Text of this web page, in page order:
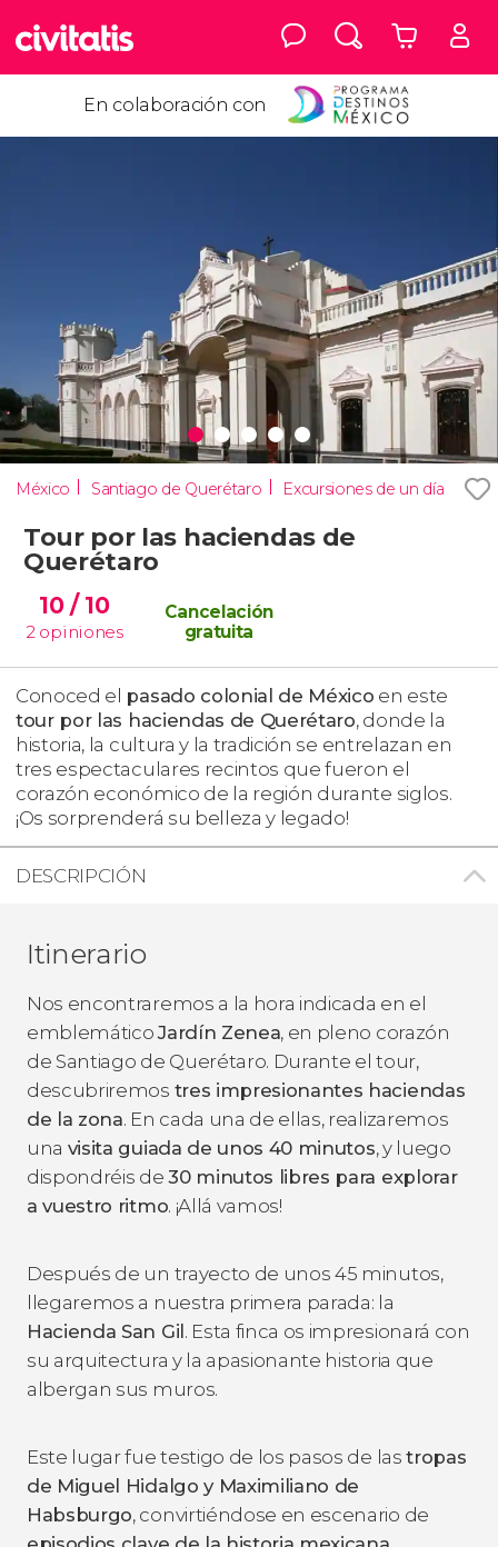
En colaboración con
México Santiago de Querétaro Excursiones de un día
Tour por las haciendas de
Querétaro
10 / 10
2 opiniones
Cancelación
gratuita
Conoced el pasado colonial de México en este
tour por las haciendas de Querétaro, donde la
historia, la cultura y la tradición se entrelazan en
tres espectaculares recintos que fueron el
corazón económico de la región durante siglos.
¡Os sorprenderá su belleza y legado!
DESCRIPCIÓN
Itinerario
Nos encontraremos a la hora indicada en el
emblemáticoJardín Zenea, en pleno corazón
de Santiago de Querétaro. Durante el tour,
descubriremos tres impresionantes haciendas
de la zona. En cada una de ellas, realizaremos
una visita guiada de unos 40 minutos, y luego
dispondréis de30 minutos libres para explorar
a vuestro ritmo. ¡Allá vamos!
Después de un trayecto de unos 45 minutos,
llegaremos a nuestra primera parada: la
Hacienda San Gil . Esta finca os impresionará con
su arquitectura y la apasionante historia que
albergan sus muros.
Este lugar fue testigo de los pasos de lastropas
de Miguel Hidalgo y Maximiliano de
Habsburgo, convirtiéndose en escenario de